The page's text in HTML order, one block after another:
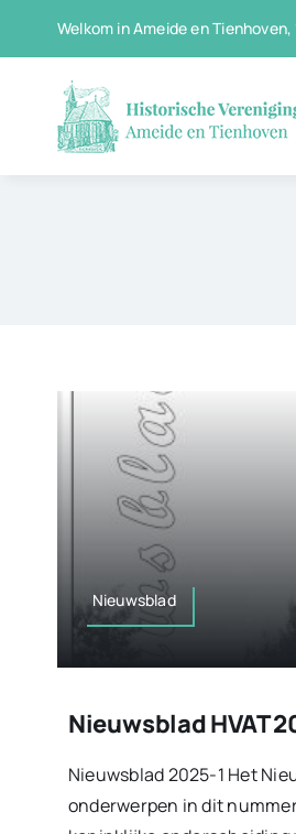
Welkom in Ameide en
Nieuwsblad
Nieuwsblad HVAT
Nieuwsblad 2025-1 Het
onderwerpen in dit